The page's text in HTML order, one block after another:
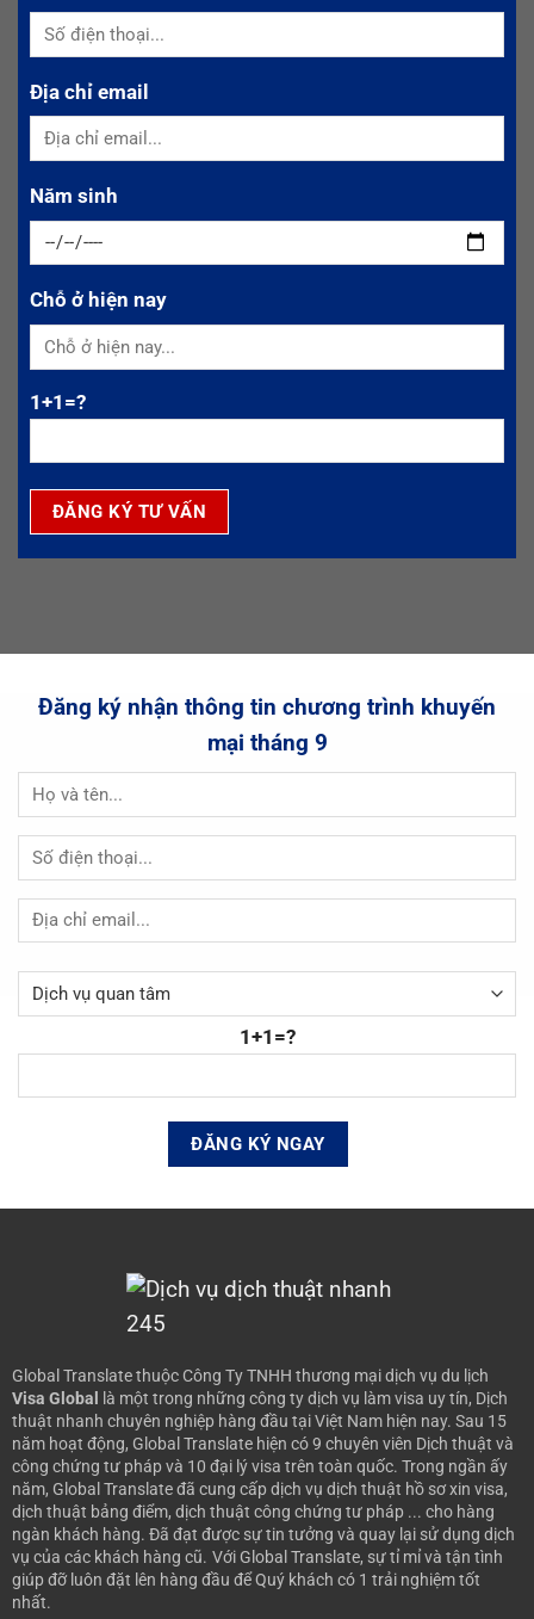
Địa chỉ email
Năm sinh
Chỗ ở hiện nay
1+1=?
Đăng ký nhận thông tin chương trình khuyến
mại tháng 9
1+1=?
Global Translate thuộc Công Ty TNHH thương mại dịch vụ du lịch
Visa Global
là một trong những công ty dịch vụ làm visa uy tín, Dịch
thuật nhanh chuyên nghiệp hàng đầu tại Việt Nam hiện nay. Sau 15
năm hoạt động, Global Translate hiện có 9 chuyên viên Dịch thuật và
công chứng tư pháp và 10 đại lý visa trên toàn quốc. Trong ngần ấy
năm, Global Translate đã cung cấp dịch vụ dịch thuật hồ sơ xin visa,
dịch thuật bảng điểm, dịch thuật công chứng tư pháp ... cho hàng
ngàn khách hàng. Đã đạt được sự tin tưởng và quay lại sử dụng dịch
vụ của các khách hàng cũ. Với Global Translate, sự tỉ mỉ và tận tình
giúp đỡ luôn đặt lên hàng đầu để Quý khách có 1 trải nghiệm tốt
nhất.